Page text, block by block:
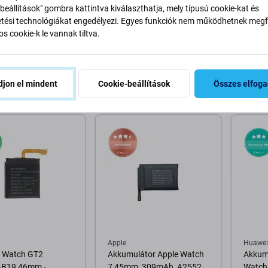
4, 5, 6, SE, SE
- Ragasztó LCD
(Adhesive)
10+ db
Samsung Galaxy Watch 4
40mm R860, R865 -
db, (11.08.2026)
Kosárba
6
6 000
GT2
Apple
Akkumulátor Apple Watch
Huawei
beállítások" gombra kattintva kiválaszthatja, mely típusú cookie-kat és
technológiákat engedélyezi. Egyes funkciók nem működhetnek
cookie-k le vannak tiltva.
el mindent Cookie-beállítások Összes